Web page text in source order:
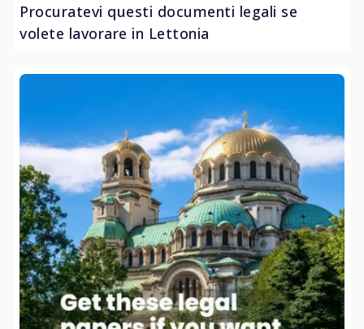
Procuratevi questi documenti legali se
volete lavorare in Lettonia